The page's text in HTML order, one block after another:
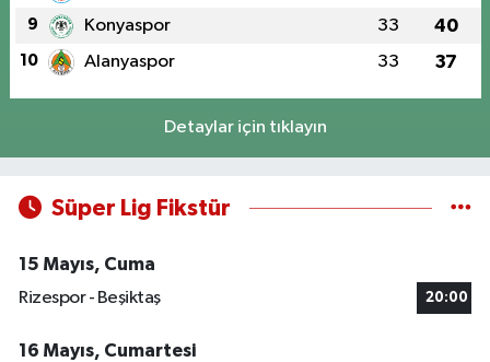
9 Konyaspor 33 40
10 Alanyaspor 33 37
Detaylar için tıklayın
Süper Lig Fikstür
15 Mayıs, Cuma
Rizespor - Beşiktaş
20:00
16 Mayıs, Cumartesi